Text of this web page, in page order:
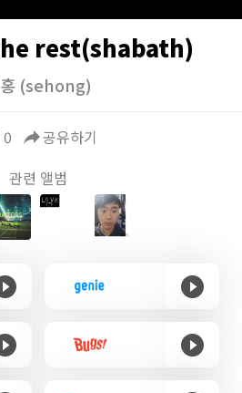
rest(shabath)
(sehong)
0 reply공유하기
관련 앨범